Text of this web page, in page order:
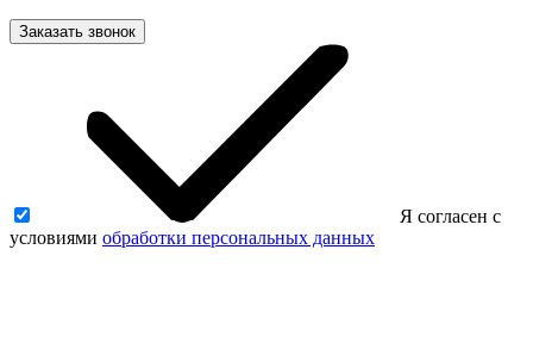
Заказать звонок
Я согласен с
условиями обработки персональных данных